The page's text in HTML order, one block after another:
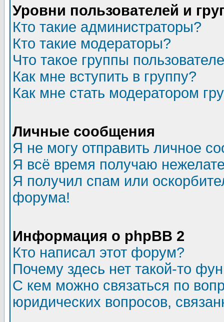
Уровни пользователей и
Кто такие администраторы?
Кто такие модераторы?
Что такое группы
Как мне вступить в группу?
Как мне стать модератором
Личные сообщения
Я не могу отправить личное
Я всё время получаю
Я получил спам или
форума!
Информация о phpBB 2
Кто написал этот форум?
Почему здесь нет такой-то
С кем можно связаться по
юридических вопросов,